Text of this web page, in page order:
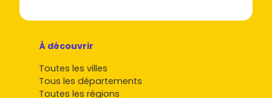
À découvrir
Toutes les villes
Tous les départements
Toutes les régions